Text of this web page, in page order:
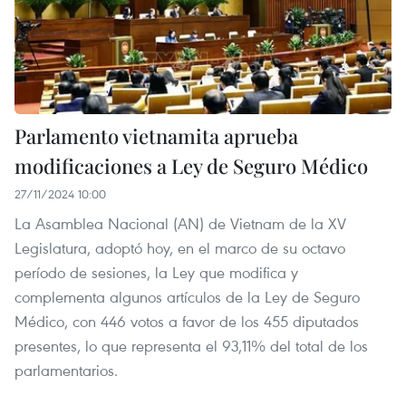
Parlamento vietnamita aprueba
modificaciones a Ley de Seguro Médico
27/11/2024 10:00
La Asamblea Nacional (AN) de Vietnam de la XV
Legislatura, adoptó hoy, en el marco de su octavo
período de sesiones, la Ley que modifica y
complementa algunos artículos de la Ley de Seguro
Médico, con 446 votos a favor de los 455 diputados
presentes, lo que representa el 93,11% del total de los
parlamentarios.